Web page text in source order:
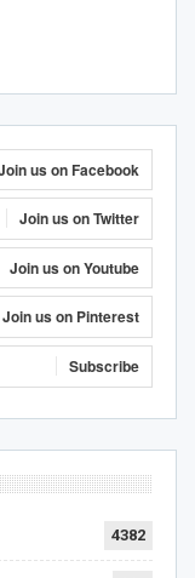
us on Facebook
Join us on Twitter
Join us on Youtube
Join us on Pinterest
Subscribe
4382